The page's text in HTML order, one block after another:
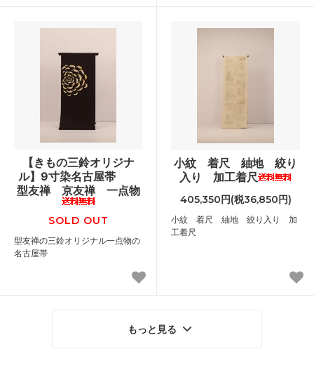
【きもの三鈴オリジナ
ル】9寸染名古屋帯
型友禅 京友禅 一点物
SOLD OUT
型友禅の三鈴オリジナル一点物の
名古屋帯
小紋 着尺 紬地 絞り
入り 加工着尺
405,350円(税36,850円)
小紋 着尺 紬地 絞り入り 加
工着尺
もっと見る